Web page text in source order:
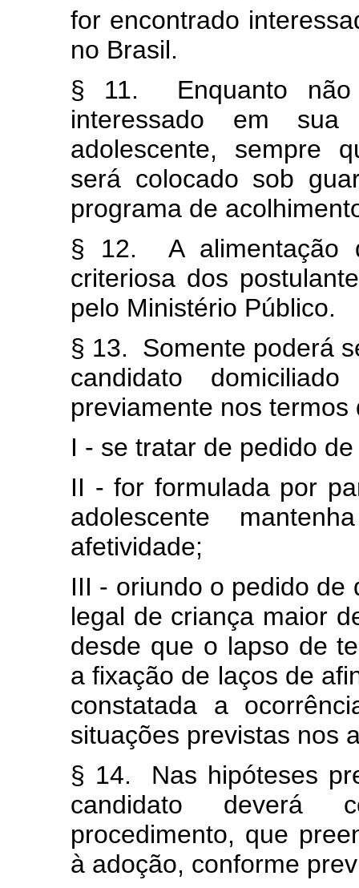
for encontrado
no Brasil.
§ 11. Enquanto não
interessado em
adolescente, sempre
será colocado sob
programa de
§ 12. A alimentação
criteriosa dos
pelo Ministério Público.
§ 13. Somente poderá
candidato
previamente nos
I - se tratar de pedido
II - for formulada por
adolescente
afetividade;
III - oriundo o pedido de
legal de criança maior
desde que o lapso de
a fixação de laços de
constatada a
situações previstas nos
§ 14. Nas hipóteses
candidato deverá
procedimento, que
à adoção, conforme